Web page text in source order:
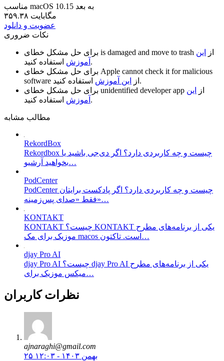
مناسب macOS 10.15 به بعد
۳۵۹.۳۸ مگابایت
عضویت و دانلود
نکات ضروری
is damaged and move to trash از
این
آموزش استفاده کنید.
Apple cannot check it for malicious
software
از این آموزش
استفاده کنید.
unidentified developer app از
این
آموزش استفاده کنید.
مطالب مشابه
RekordBox
Rekordbox چیست و چه کاربردی دارد؟ اگر دی‌جی باشید یا
بخواهید آرشیو…
PodCenter
PodCenter چیست و چه کاربردی دارد؟ اگر پادکست برایتان
فقط «صدای پس‌زمینه»…
KONTAKT
KONTAKT چیست؟ KONTAKT یکی از برنامه‌های مطرح
موزیک برای مک macos است. تاکتون…
djay Pro AI
djay Pro AI چیست؟ djay Pro AI یکی از برنامه‌های مطرح
میکس موزیک برای…
نظرات کاربران
ajnaraghi@gmail.com
۲۵ بهمن ۱۴۰۳ - ۱۲:۰۳